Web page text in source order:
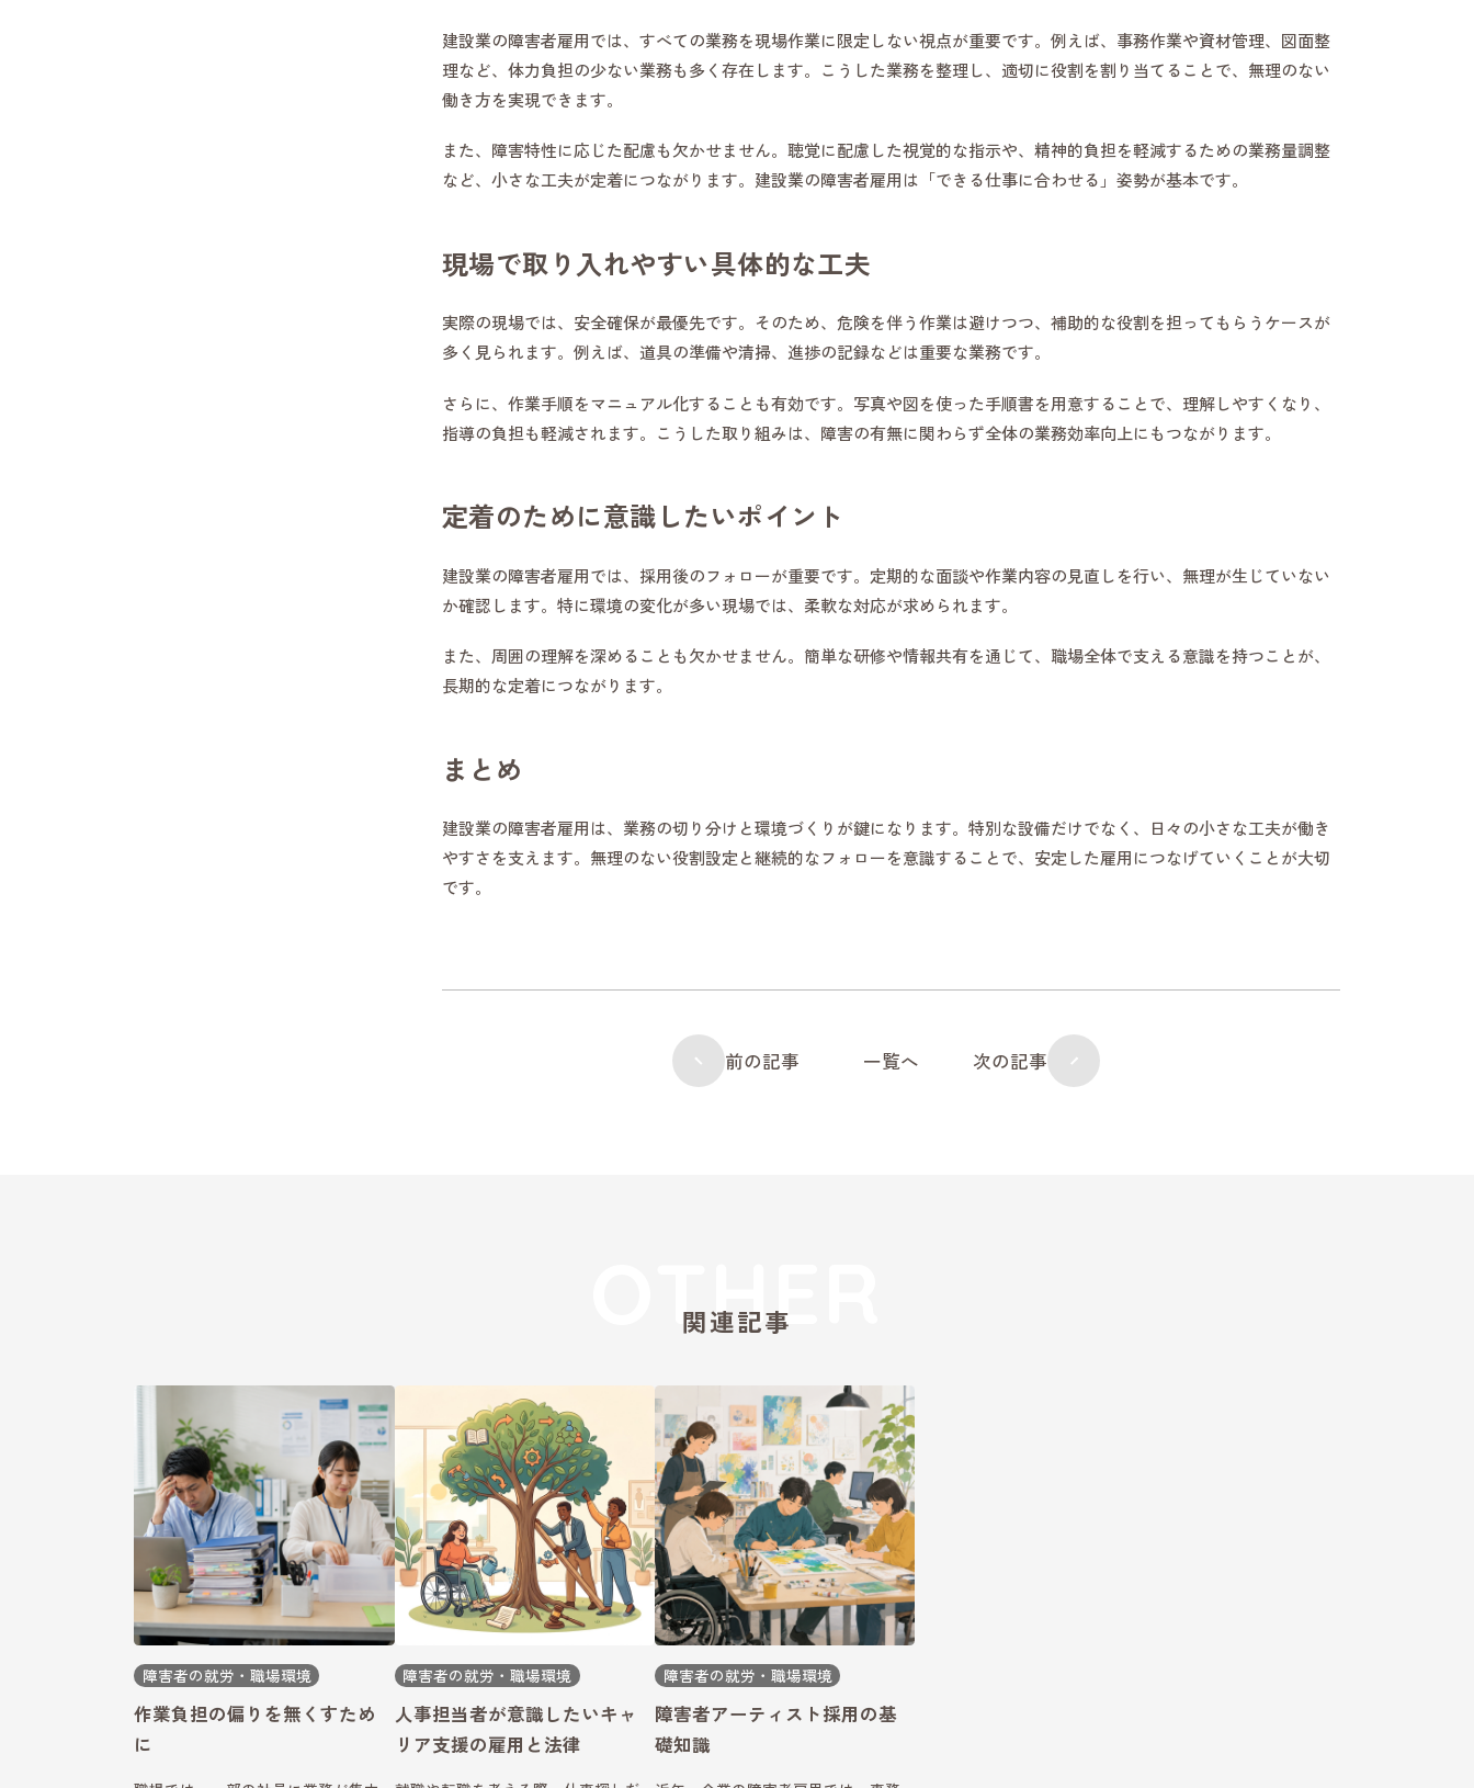
建設業の障害者雇用では、すべての業務を現場作業に限定しない視点が重要です。例えば、事務作業や資材管理、図面整
理など、体力負担の少ない業務も多く存在します。こうした業務を整理し、適切に役割を割り当てることで、無理のない
働き方を実現できます。
また、障害特性に応じた配慮も欠かせません。聴覚に配慮した視覚的な指示や、精神的負担を軽減するための業務量調整
など、小さな工夫が定着につながります。建設業の障害者雇用は「できる仕事に合わせる」姿勢が基本です。
現場で取り入れやすい具体的な工夫
実際の現場では、安全確保が最優先です。そのため、危険を伴う作業は避けつつ、補助的な役割を担ってもらうケースが
多く見られます。例えば、道具の準備や清掃、進捗の記録などは重要な業務です。
さらに、作業手順をマニュアル化することも有効です。写真や図を使った手順書を用意することで、理解しやすくなり、
指導の負担も軽減されます。こうした取り組みは、障害の有無に関わらず全体の業務効率向上にもつながります。
定着のために意識したいポイント
建設業の障害者雇用では、採用後のフォローが重要です。定期的な面談や作業内容の見直しを行い、無理が生じていない
か確認します。特に環境の変化が多い現場では、柔軟な対応が求められます。
また、周囲の理解を深めることも欠かせません。簡単な研修や情報共有を通じて、職場全体で支える意識を持つことが、
長期的な定着につながります。
まとめ
建設業の障害者雇用は、業務の切り分けと環境づくりが鍵になります。特別な設備だけでなく、日々の小さな工夫が働き
やすさを支えます。無理のない役割設定と継続的なフォローを意識することで、安定した雇用につなげていくことが大切
です。
前の記事 一覧へ 次の記事
関連記事
障害者の就労・職場環境
作業負担の偏りを無くすため
に
障害者の就労・職場環境
人事担当者が意識したいキャ
リア支援の雇用と法律
障害者の就労・職場環境
障害者アーティスト採用の基
礎知識